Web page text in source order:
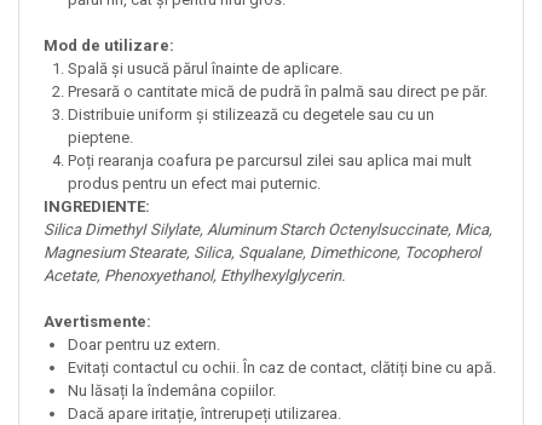
Mod de utilizare:
Spală și usucă părul înainte de aplicare.
Presară o cantitate mică de pudră în palmă sau direct pe păr.
Distribuie uniform și stilizează cu degetele sau cu un
pieptene.
Poți rearanja coafura pe parcursul zilei sau aplica mai mult
produs pentru un efect mai puternic.
INGREDIENTE:
Silica DimethyI Silylate, Aluminum Starch Octenylsuccinate, Mica,
Magnesium Stearate, Silica, Squalane, Dimethicone, Tocopherol
Acetate, Phenoxyethanol, Ethylhexylglycerin.
Avertismente:
Doar pentru uz extern.
Evitați contactul cu ochii. În caz de contact, clătiți bine cu apă.
Nu lăsați la îndemâna copiilor.
Dacă apare iritație, întrerupeți utilizarea.